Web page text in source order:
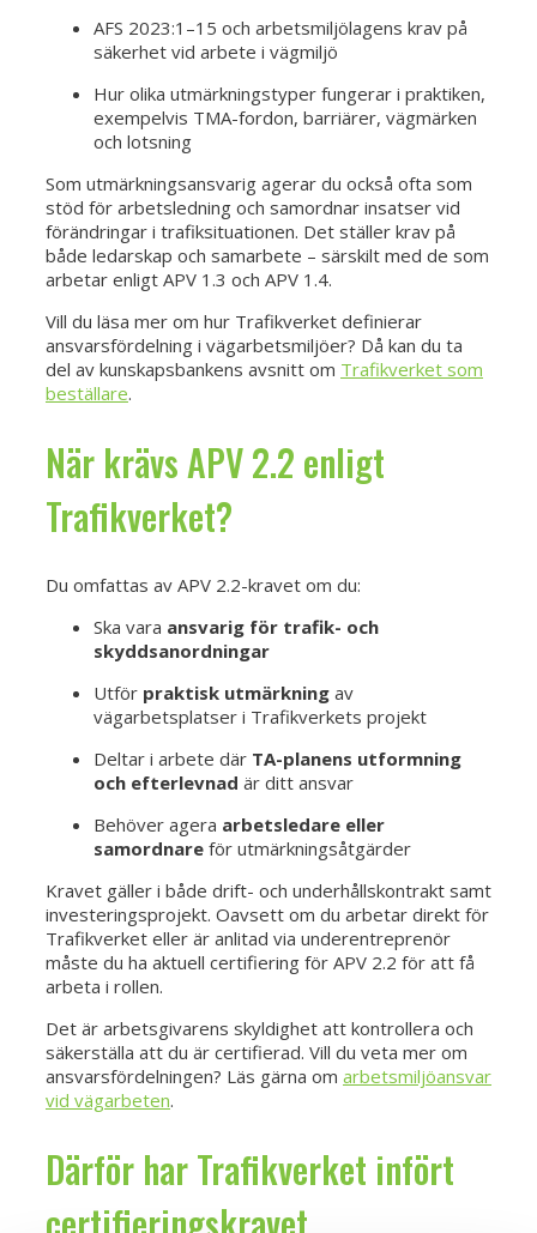
AFS 2023:1–15 och arbetsmiljölagens krav på
säkerhet vid arbete i vägmiljö
Hur olika utmärkningstyper fungerar i praktiken,
exempelvis TMA-fordon, barriärer, vägmärken
och lotsning
Som utmärkningsansvarig agerar du också ofta som
stöd för arbetsledning och samordnar insatser vid
förändringar i trafiksituationen. Det ställer krav på
både ledarskap och samarbete – särskilt med de som
arbetar enligt APV 1.3 och APV 1.4.
Vill du läsa mer om hur Trafikverket definierar
ansvarsfördelning i vägarbetsmiljöer? Då kan du ta
del av kunskapsbankens avsnitt om Trafikverket som
beställare.
När krävs APV 2.2 enligt
Trafikverket?
Du omfattas av APV 2.2-kravet om du:
Ska vara ansvarig för trafik- och
skyddsanordningar
Utför praktisk utmärkning av
vägarbetsplatser i Trafikverkets projekt
Deltar i arbete där TA-planens utformning
och efterlevnad är ditt ansvar
Behöver agera arbetsledare eller
samordnare för utmärkningsåtgärder
Kravet gäller i både drift- och underhållskontrakt samt
investeringsprojekt. Oavsett om du arbetar direkt för
Trafikverket eller är anlitad via underentreprenör
måste du ha aktuell certifiering för APV 2.2 för att få
arbeta i rollen.
Det är arbetsgivarens skyldighet att kontrollera och
säkerställa att du är certifierad. Vill du veta mer om
ansvarsfördelningen? Läs gärna om arbetsmiljöansvar
vid vägarbeten.
Därför har Trafikverket infört